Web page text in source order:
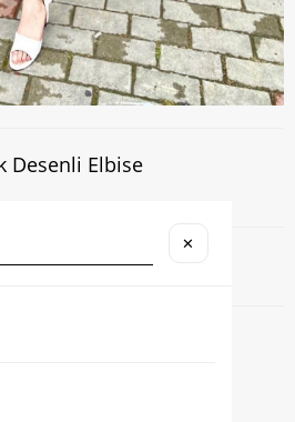
Desenli Elbise
Ödeme İmkanı
✕